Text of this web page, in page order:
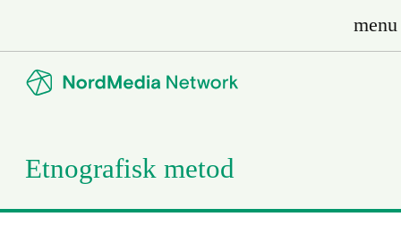
menu
Etnografisk metod